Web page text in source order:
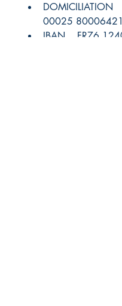
DOMICILIATION
00025
IBAN    FR76